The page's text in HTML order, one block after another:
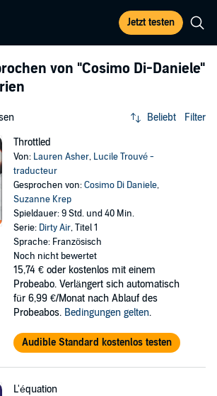
Jetzt testen
von "Cosimo Di-Daniele"
Beliebt Filter
Throttled
Von: Lauren Asher, Lucile Trouvé -
traducteur
Gesprochen von:Cosimo Di Daniele,
Suzanne Krep
Spieldauer: 9 Std. und 40 Min.
Serie: Dirty Air, Titel 1
Sprache: Französisch
Noch nicht bewertet
15,74 € oder kostenlos mit einem
Probeabo. Verlängert sich automatisch
für 6,99 €/Monat nach Ablauf des
Probeabos. Bedingungen gelten.
Audible Standard kostenlos testen
L'équation